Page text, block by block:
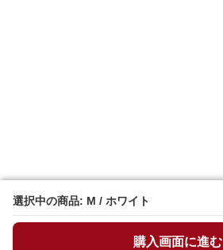
選択中の商品: M / ホワイト
購入画面に進む
選択中の商品: M / ホワイト
購入画面に進む